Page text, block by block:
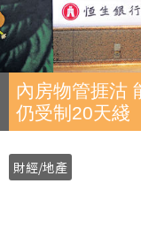
內房物管捱沽
仍受制20天綫
財經/地產